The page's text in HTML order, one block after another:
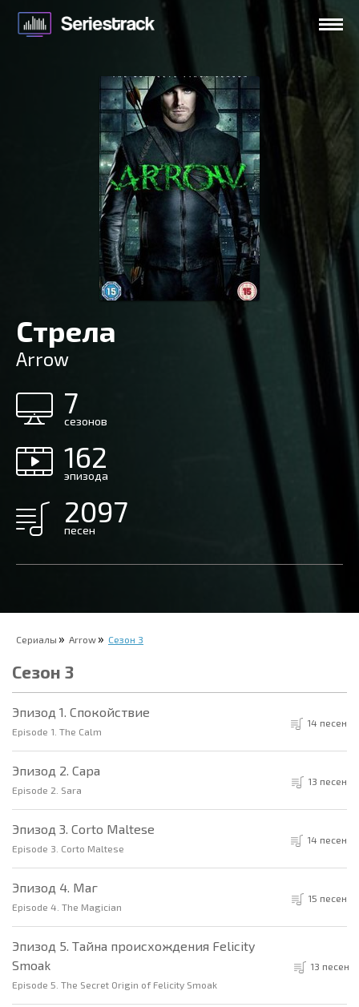
Стрела
Arrow
7
сезонов
162
эпизода
2097
песен
Сериалы Arrow Сезон 3
Сезон 3
Эпизод 1. Спокойствие
Episode 1. The Calm
14 песен
Эпизод 2. Сара
Episode 2. Sara
13 песен
Эпизод 3. Corto Maltese
Episode 3. Corto Maltese
14 песен
Эпизод 4. Маг
Episode 4. The Magician
15 песен
Эпизод 5. Тайна происхождения Felicity
Smoak
Episode 5. The Secret Origin of Felicity Smoak
13 песен